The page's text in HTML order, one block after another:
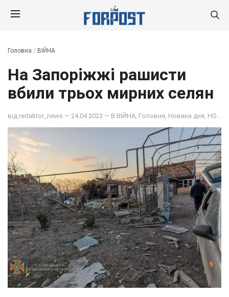
Головна / ВІЙНА
На Запоріжжі рашисти
вбили трьох мирних селян
від redaktor_news — 24.04.2022 — В ВІЙНА Головне Новина дня НОВИНИ